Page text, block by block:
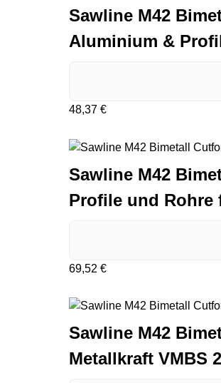
Sawline M42
Aluminium &
48,37 €
Sawline M42
Profile und Rohre
69,52 €
Sawline M42
Metallkraft VMBS